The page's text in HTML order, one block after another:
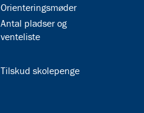
32.29:
Orienteringsmøder
32.31:
Antal pladser og
venteliste
32.34:
Tilskud skolepenge